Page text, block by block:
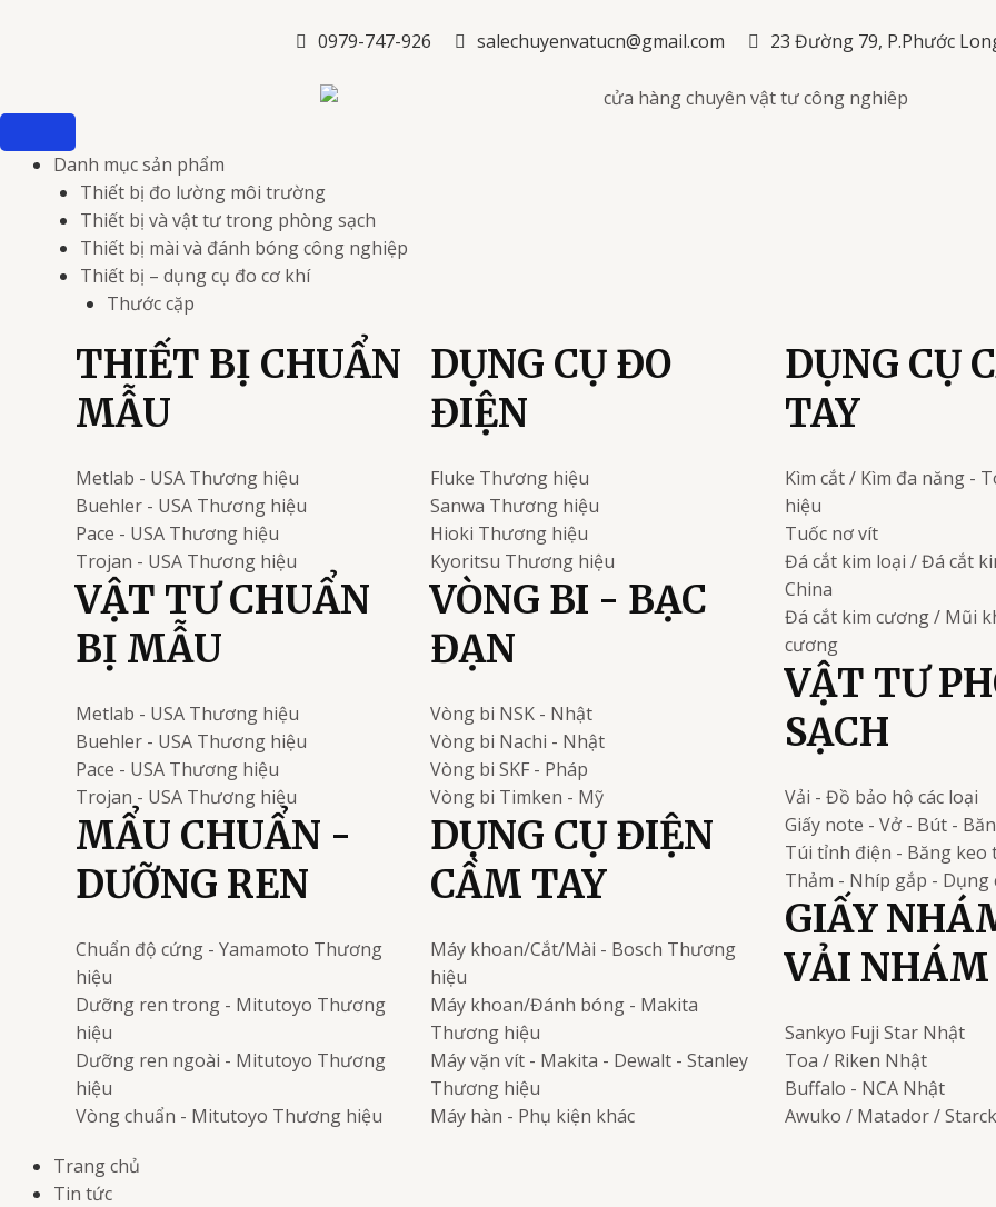
0979-747-926 salechuyenvatucn@gmail.com 23 Đường 79, P.Phước
Danh mục sản phẩm
Thiết bị đo lường môi trường
Thiết bị và vật tư trong phòng sạch
Thiết bị mài và đánh bóng công nghiệp
Thiết bị – dụng cụ đo cơ khí
Thước cặp
THIẾT BỊ CHUẨN
MẪU
Metlab - USA Thương hiệu
Buehler - USA Thương hiệu
Pace - USA Thương hiệu
Trojan - USA Thương hiệu
VẬT TƯ CHUẨN
BỊ MẪU
Metlab - USA Thương hiệu
Buehler - USA Thương hiệu
Pace - USA Thương hiệu
Trojan - USA Thương hiệu
MẨU CHUẨN -
DƯỠNG REN
Chuẩn độ cứng - Yamamoto Thương
hiệu
Dưỡng ren trong - Mitutoyo Thương
hiệu
Dưỡng ren ngoài - Mitutoyo Thương
hiệu
Vòng chuẩn - Mitutoyo Thương hiệu
DỤNG CỤ ĐO
ĐIỆN
Fluke Thương hiệu
Sanwa Thương hiệu
Hioki Thương hiệu
Kyoritsu Thương hiệu
VÒNG BI - BẠC
ĐẠN
Vòng bi NSK - Nhật
Vòng bi Nachi - Nhật
Vòng bi SKF - Pháp
Vòng bi Timken - Mỹ
DỤNG CỤ ĐIỆN
CẦM TAY
Máy khoan/Cắt/Mài - Bosch Thương
hiệu
Máy khoan/Đánh bóng - Makita
Thương hiệu
Máy vặn vít - Makita - Dewalt - Stanley
Thương hiệu
Máy hàn - Phụ kiện khác
DỤNG CỤ
TAY
Kìm cắt / Kìm đa năng -
hiệu
Tuốc nơ vít
Đá cắt kim loại / Đá cắt
China
Đá cắt kim cương / Mũi
cương
VẬT TƯ
SẠCH
Vải - Đồ bảo hộ các loại
Giấy note - Vở - Bút -
Túi tỉnh điện - Băng keo
Thảm - Nhíp gắp - Dụng
GIẤY
VẢI NHÁM
Sankyo Fuji Star Nhật
Toa / Riken Nhật
Buffalo - NCA Nhật
Awuko / Matador /
Trang chủ
Tin tức